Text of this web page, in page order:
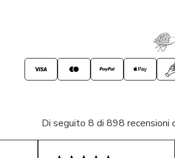
Di seguito 8 di 898